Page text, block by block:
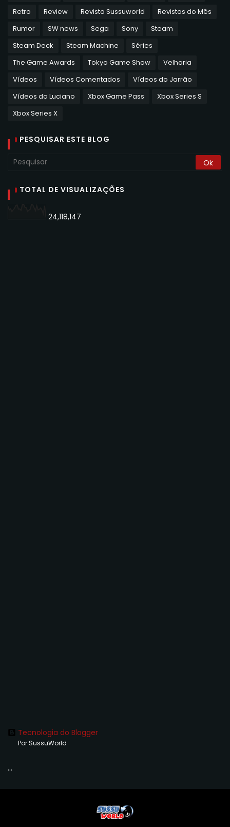
Retro
Review Revista Sussuworld
Revistas do Mês
Rumor
SW news Sega Sony
Steam
Steam Deck
Steam Machine
Séries
The Game Awards
Tokyo Game Show
Velharia
Vídeos
Vídeos Comentados
Vídeos do Jarrão
Vídeos do Luciano
Xbox Game Pass
Xbox Series S
Xbox Series X
PESQUISAR ESTE BLOG
TOTAL DE VISUALIZAÇÕES
24,118,147
Tecnologia do Blogger
Por SussuWorld
...